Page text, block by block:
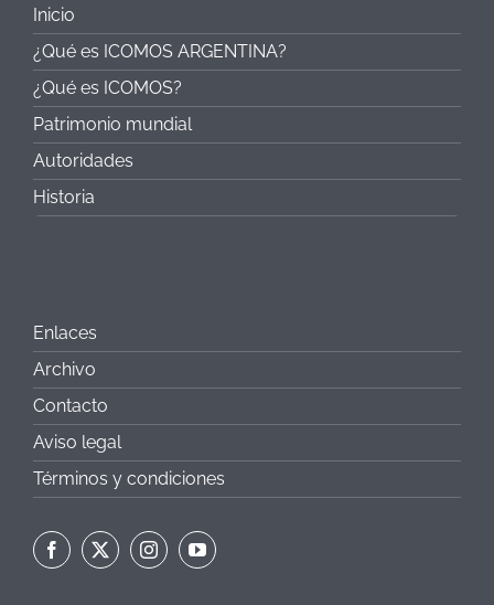
Inicio
¿Qué es ICOMOS ARGENTINA?
¿Qué es ICOMOS?
Patrimonio mundial
Autoridades
Historia
Enlaces
Archivo
Contacto
Aviso legal
Términos y condiciones